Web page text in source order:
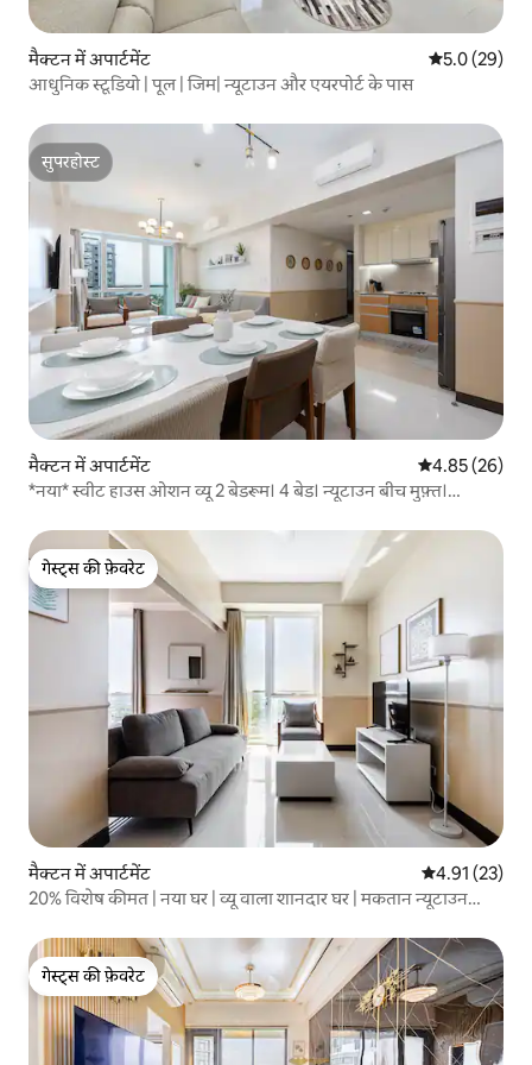
मैक्टन में अपार्टमेंट औसत रेटिंग 5
5.0 (29)
आधुनिक स्टूडियो | पूल | जिम| न्यूटाउन और एयरपोर्ट के पास
सुपरहोस्ट
सुपरहोस्ट
मैक्टन में अपार्टमेंट औसत रेटिंग 5 में
4.85 (26)
*नया* स्वीट हाउस ओशन व्यू 2 बेडरूम। 4 बेड। न्यूटाउन बीच मुफ़्त।
गेस्ट्स की फ़ेवरेट
गेस्ट्स की फ़ेवरेट
मैक्टन में अपार्टमेंट औसत रेटिंग 5 में
4.91 (23)
20% विशेष कीमत | नया घर | व्यू वाला शानदार घर | मकतान न्यूटाउन
ड्रॉप | एक महीने के लिए रहना
गेस्ट्स की फ़ेवरेट
गेस्ट्स की फ़ेवरेट